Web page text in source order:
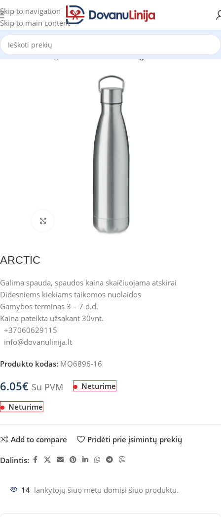
Skip to navigation
Skip to main content
Pradžia Katalogas Gertuvės Metalinės gertuvės
Click to enlarge
ARCTIC
Galima spauda, spaudos kaina skaičiuojama atskirai
Didesniems kiekiams taikomos nuolaidos
Gamybos terminas 3 – 7 d.d.
Kaina pateikta užsakant 30vnt.
+37060629115
info@dovanulinija.lt
Produkto kodas: MO6896-16
6.05€ Su PVM Neturime
Neturime
Add to compare Pridėti prie įsimintų prekių
Dalintis:
14 lankytojų šiuo metu domisi šiuo produktu.